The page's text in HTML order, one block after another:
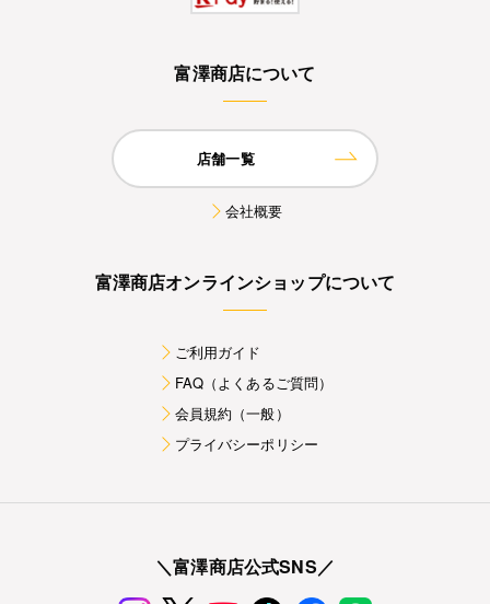
富澤商店について
店舗一覧
会社概要
富澤商店オンラインショップについて
ご利用ガイド
FAQ（よくあるご質問）
会員規約（一般）
プライバシーポリシー
＼富澤商店公式SNS／